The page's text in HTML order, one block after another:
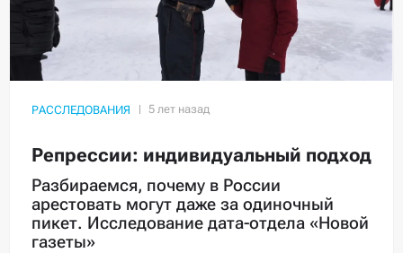
РАССЛЕДОВАНИЯ
Репрессии: индивидуальный подход
Разбираемся, почему в России
арестовать могут даже за одиночный
пикет. Исследование дата-отдела «Новой
газеты»